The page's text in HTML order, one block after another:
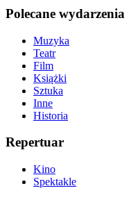
Polecane wydarzenia
Muzyka
Teatr
Film
Książki
Sztuka
Inne
Historia
Repertuar
Kino
Spektakle